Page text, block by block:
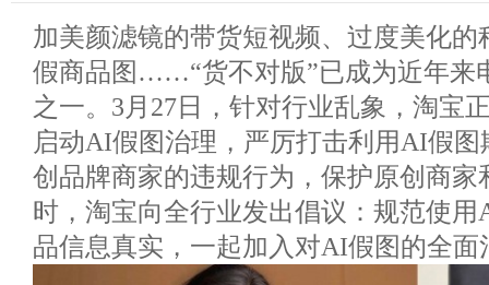
加美颜滤镜的带货短视频、过度美化
假商品图……“货不对版”已成为近年来
之一。3月27日，针对行业乱象，淘宝
启动AI假图治理，严厉打击利用AI假
创品牌商家的违规行为，保护原创商家
时，淘宝向全行业发出倡议：规范使
品信息真实，一起加入对AI假图的全面